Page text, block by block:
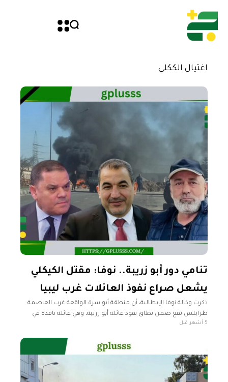
اغتيال الككلي
تنامي دور أبو زريبة.. نوفا: مقتل الكيكلي
يشعل صراع نفوذ العائلات غرب ليبيا
ذكرت وكالة نوفا الإيطالية، أن منطقة أبو سرة الواقعة غرب العاصمة
طرابلس تقع ضمن نطاق نفوذ عائلة أبو زريبة، وهي عائلة نافذة في
مدينة الزاوية، لافتا إلى أن عبد الحميد5 أشهر قبل